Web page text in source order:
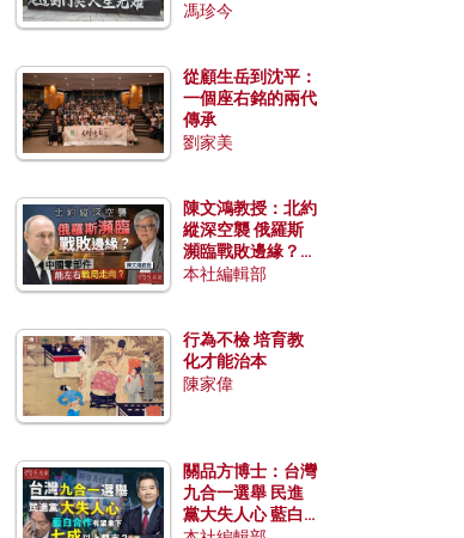
馮珍今
從顧生岳到沈平：
一個座右銘的兩代
傳承
劉家美
陳文鴻教授：北約
縱深空襲 俄羅斯
瀕臨戰敗邊緣？中
國零部件能左右戰
本社編輯部
行為不檢 培育教
化才能治本
陳家偉
關品方博士：台灣
九合一選舉 民進
黨大失人心 藍白